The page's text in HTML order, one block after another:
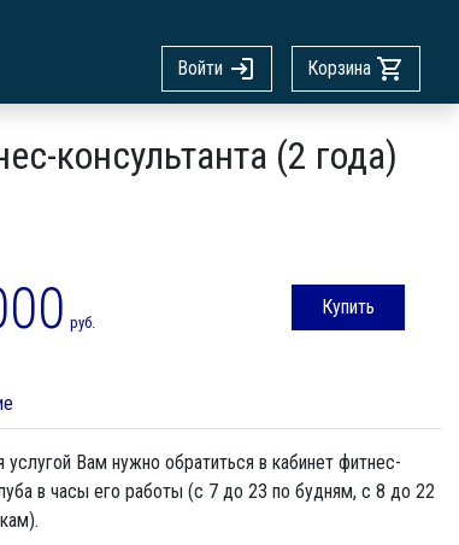
Войти Корзина
консультанта (2 года)
руб.
Купить
услугой Вам нужно обратиться в кабинет фитнес-
в часы его работы (с 7 до 23 по будням, с 8 до 22